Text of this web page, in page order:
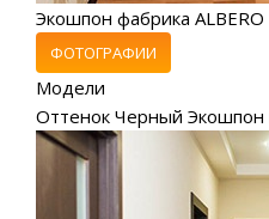
Экошпон фабрика ALBERO
ФОТОГРАФИИ
Модели
Оттенок Черный Экошпон